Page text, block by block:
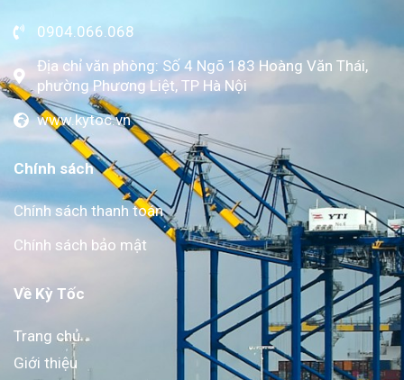
0904.066.068
Địa chỉ văn phòng: Số 4 Ngõ 183 Hoàng Văn Thái,
phường Phương Liệt, TP Hà Nội
www.kytoc.vn
Chính sách
Chính sách thanh toán
Chính sách bảo mật
Về Kỳ Tốc
Trang chủ
Giới thiệu